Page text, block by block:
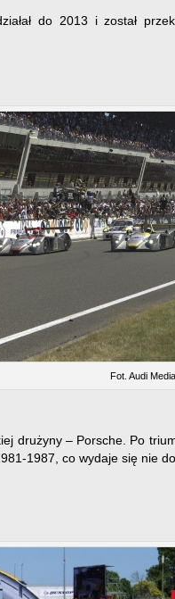
do 2013 i został
Fot. Audi
drużyny – Porsche. Po
1987, co wydaje się nie do